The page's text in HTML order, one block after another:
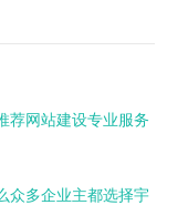
荐网站建设专业服务
众多企业主都选择宇